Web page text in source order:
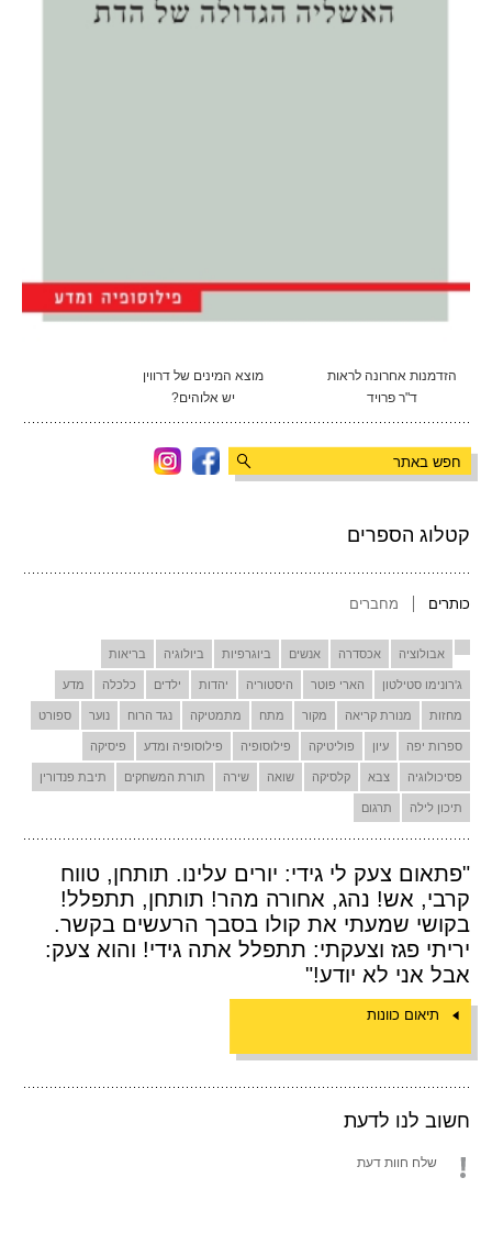
קטלוג הספרים
כותרים מחברים
אבולוציה אכסדרה אנשים ביוגרפיות ביולוגיה בריאות
ג'רונימו סטילטון הארי פוטר היסטוריה יהדות ילדים כלכלה מדע
מחזות מנורת קריאה מקור מתח מתמטיקה נגד הרוח נוער ספורט
ספרות יפה עיון פוליטיקה פילוסופיה פילוסופיה ומדע פיסיקה
פסיכולוגיה צבא קלסיקה שואה שירה תורת המשחקים תיבת פנדורין
תיכון לילה תרגום
"פתאום צעק לי גידי: יורים עלינו. תותחן, טווח
קרבי, אש! נהג, אחורה מהר! תותחן, תתפלל!
בקושי שמעתי את קולו בסבך הרעשים בקשר.
יריתי פגז וצעקתי: תתפלל אתה גידי! והוא צעק:
אבל אני לא יודע!"
תיאום כוונות
חשוב לנו לדעת
שלח חוות דעת
הזדמנות אחרונה לראות
מוצא המינים של דרווין
ד"ר פרויד
יש אלוהים?